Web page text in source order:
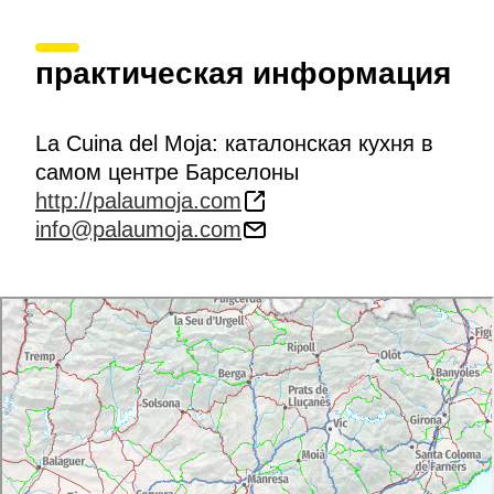
практическая информация
La Cuina del Moja: каталонская кухня в
самом центре Барселоны
http://palaumoja.com
info@palaumoja.com